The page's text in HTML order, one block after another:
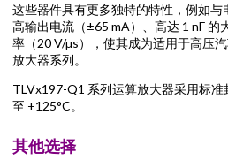
这些器件具有更多独特的特性，例如与
高输出电流（±65 mA）、高达 1 nF 的
率（20 V/µs），使其成为适用于高压
放大器系列。
TLVx197-Q1 系列运算放大器采用标准
至 +125°C。
其他选择